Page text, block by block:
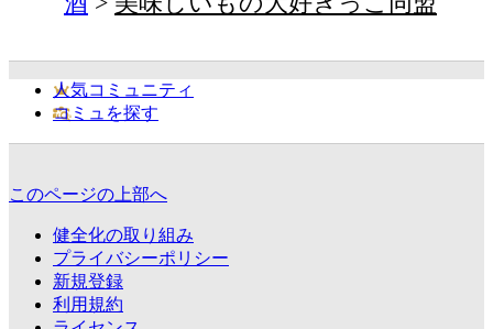
人気コミュニティ
コミュを探す
このページの上部へ
健全化の取り組み
プライバシーポリシー
新規登録
利用規約